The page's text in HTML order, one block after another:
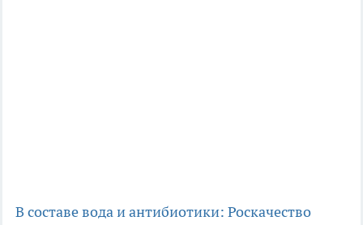
В составе вода и антибиотики: Роскачество